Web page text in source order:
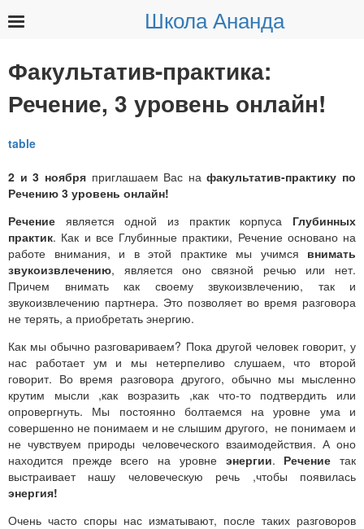
Школа Ананда
Факультатив-практика:
Речение, 3 уровень онлайн!
2 и 3 ноября приглашаем Вас нафакультатив-практику по
Речению 3 уровень онлайн!
Речение является одной из практик корпуса Глубинных
практик. Как и все Глубинные практики, Речение основано на
работе внимания, и в этой практике мы учимся внимать
звукоизвлечению, является оно связной речью или нет.
Причем внимать как своему звукоизвлечению, так и
звукоизвлечению партнера. Это позволяет во время разговора
не терять, а приобретать энергию.
Как мы обычно разговариваем? Пока другой человек говорит, у
нас работает ум и мы нетерпеливо слушаем, что второй
говорит. Во время разговора другого, обычно мы мысленно
крутим мысли ,как возразить ,как что-то подтвердить или
опровергнуть. Мы постоянно болтаемся на уровне ума и
совершенно не понимаем и не слышим другого, не понимаем и
не чувствуем природы человеческого взаимодействия. А оно
находится прежде всего на уровне энергии. Речение так
выстраивает нашу человеческую речь ,чтобы появилась
энергия!
Очень часто споры нас изматывают, после таких разговоров